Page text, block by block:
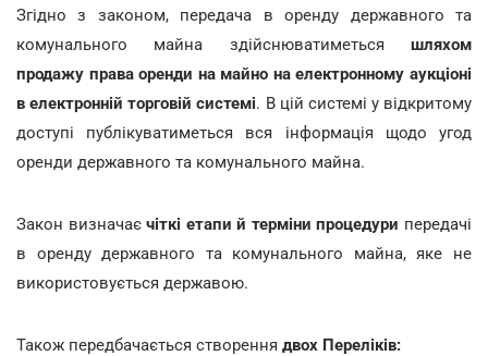
Згідно з законом, передача в оренду державного та
комунального майна здійснюватиметься шляхом
продажу права оренди на майно на електронному аукціоні
в електронній торговій системі. В цій системі у відкритому
доступі публікуватиметься вся інформація щодо угод
оренди державного та комунального майна.
Закон визначаєчіткі етапи й терміни процедури передачі
в оренду державного та комунального майна, яке не
використовується державою.
Також передбачається створення двох Переліків: